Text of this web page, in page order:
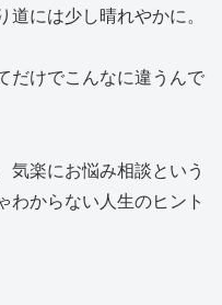
には少し晴れやかに。
だけでこんなに違うんで
気楽にお悩み相談という
わからない人生のヒント